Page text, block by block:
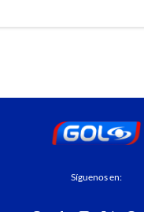
Síguenos en: